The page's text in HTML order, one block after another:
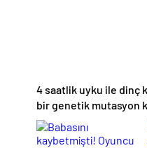
4 saatlik uyku ile dinç
bir genetik mutasyon